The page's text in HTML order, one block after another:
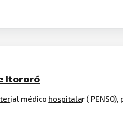
Itororó
ial médico hospitalar (